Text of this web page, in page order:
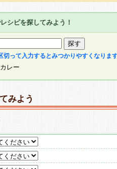
シピを探してみよう！
切って入力するとみつかりやすくなりま
レー
みよう